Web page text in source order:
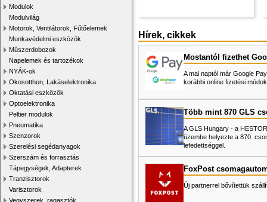
Modulok
Modulvilág
Motorok, Ventilátorok, Fűtőelemek
Munkavédelmi eszközök
Műszerdobozok
Napelemek és tartozékok
NYÁK-ok
Okosotthon, Lakáselektronika
Oktatási eszközök
Optoelektronika
Peltier modulok
Pneumatika
Szenzorok
Szerelési segédanyagok
Szerszám és forrasztás
Tápegységek, Adapterek
Tranzisztorok
Varisztorok
Vegyszerek, ragasztók
Hírek, cikkek
Mostantól fizethet
A mai naptól már Google
korábbi online fizetési
Több mint 870 GLS
A GLS Hungary - a
üzembe helyezte a 870.
lefedettséggel.
FoxPost
Új partnerrel bővítettük